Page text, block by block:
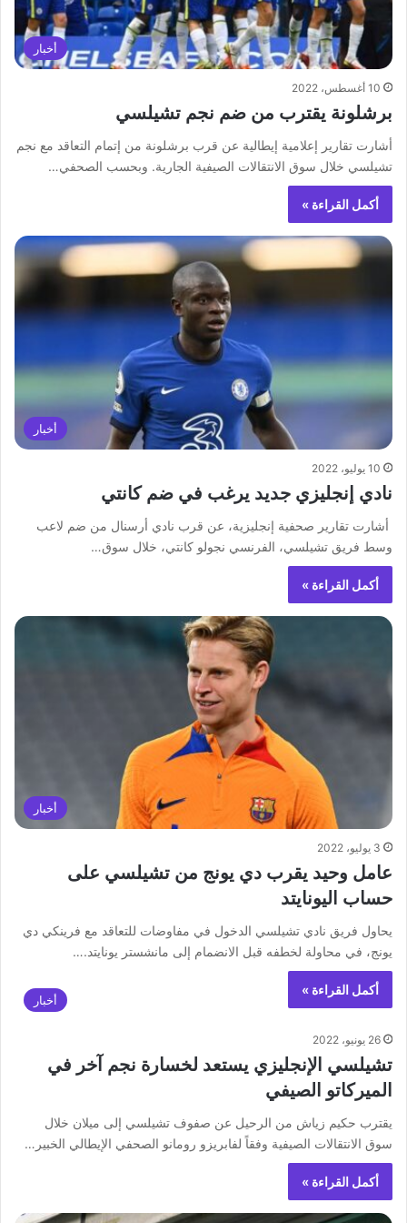
أخبار
10 أغسطس، 2022
برشلونة يقترب من ضم نجم تشيلسي
أشارت تقارير إعلامية إيطالية عن قرب برشلونة من إتمام التعاقد مع نجم
تشيلسي خلال سوق الانتقالات الصيفية الجارية. وبحسب الصحفي…
أكمل القراءة »
أخبار
10 يوليو، 2022
نادي إنجليزي جديد يرغب في ضم كانتي
‏ أشارت تقارير صحفية إنجليزية، عن قرب نادي أرسنال من ضم لاعب
وسط فريق تشيلسي، الفرنسي نجولو كانتي، خلال سوق…
أكمل القراءة »
أخبار
3 يوليو، 2022
عامل وحيد يقرب دي يونج من تشيلسي على
حساب اليونايتد
‏يحاول فريق نادي تشيلسي الدخول في مفاوضات للتعاقد مع فرينكي دي
يونج، في محاولة لخطفه قبل الانضمام إلى مانشستر يونايتد.…
أكمل القراءة »
أخبار
26 يونيو، 2022
تشيلسي الإنجليزي يستعد لخسارة نجم آخر في
الميركاتو الصيفي
يقترب حكيم زياش من الرحيل عن صفوف تشيلسي إلى ميلان خلال
سوق الانتقالات الصيفية وفقاً لفابريزو رومانو الصحفي الإيطالي الخبير…
أكمل القراءة »